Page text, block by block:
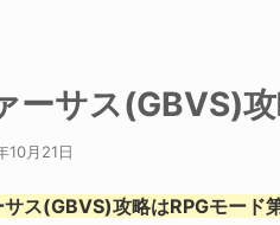
ーサス(GBVS)
10月21日
ス(GBVS)攻略はRPGモード